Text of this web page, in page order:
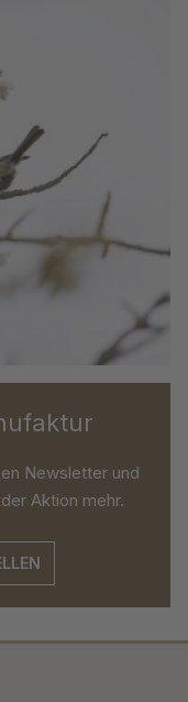
Newsletter und
Aktion mehr.